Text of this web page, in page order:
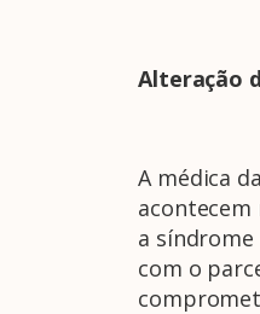
Alteração
A médica
a síndrome
com o